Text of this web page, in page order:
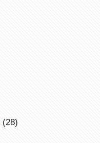
(28)